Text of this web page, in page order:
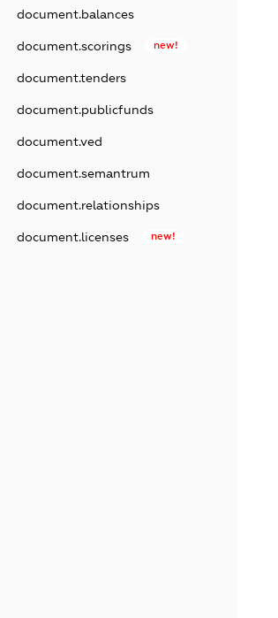
document.balances
document.scorings new!
document.tenders
document.publicfunds
document.ved
document.semantrum
document.relationships
document.licenses new!